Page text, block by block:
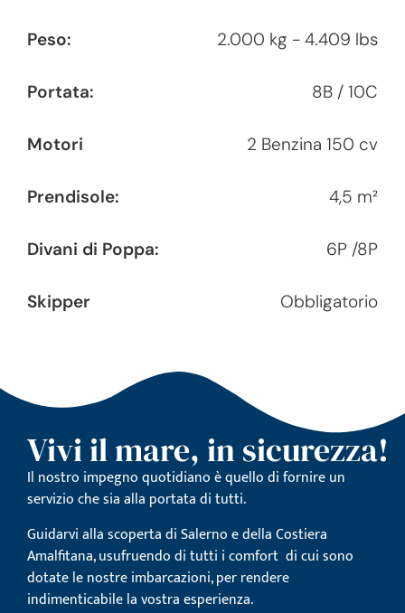
Peso: 2.000 kg - 4.409 lbs
Portata: 8B / 10C
Motori 2 Benzina 150 cv
Prendisole: 4,5 m²
Divani di Poppa: 6P /8P
Skipper Obbligatorio
Vivi il mare, in sicurezza!
Il nostro impegno quotidiano è quello di fornire un
servizio che sia alla portata di tutti.
Guidarvi alla scoperta di Salerno e della Costiera
Amalfitana, usufruendo di tutti i comfort di cui sono
dotate le nostre imbarcazioni, per rendere
indimenticabile la vostra esperienza.